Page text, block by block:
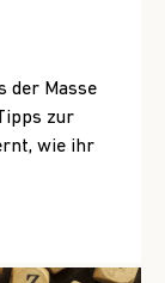
der Masse
zur
wie ihr